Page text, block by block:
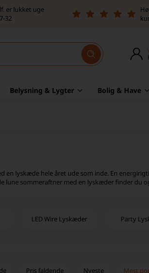
er lukket uge
32
Belysning & Lygter Bolig & Have
en lyskæde hele året ude som inde. En
lune sommeraftner med en lyskæder finder du
LED Wire Lyskæder Party
Pris faldende Nyeste Mest